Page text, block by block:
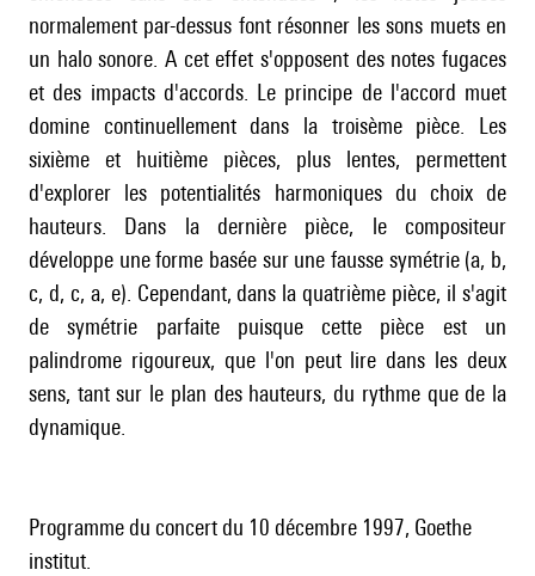
normalement par-dessus font résonner les sons muets en
un halo sonore. A cet effet s'opposent des notes fugaces
et des impacts d'accords. Le principe de l'accord muet
domine continuellement dans la troisème pièce. Les
sixième et huitième pièces, plus lentes, permettent
d'explorer les potentialités harmoniques du choix de
hauteurs. Dans la dernière pièce, le compositeur
développe une forme basée sur une fausse symétrie (a, b,
c, d, c, a, e). Cependant, dans la quatrième pièce, il s'agit
de symétrie parfaite puisque cette pièce est un
palindrome rigoureux, que l'on peut lire dans les deux
sens, tant sur le plan des hauteurs, du rythme que de la
dynamique.
Programme du concert du 10 décembre 1997, Goethe
institut.